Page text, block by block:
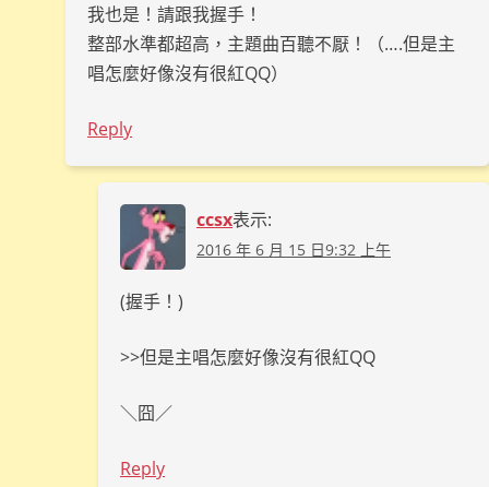
我也是！請跟我握手！
整部水準都超高，主題曲百聽不厭！（….但是主
唱怎麼好像沒有很紅QQ）
Reply
ccsx表示:
2016 年 6 月 15 日9:32 上午
(握手！)
>>但是主唱怎麼好像沒有很紅QQ
＼囧／
Reply